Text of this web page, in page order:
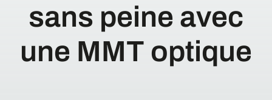
Rubriques
Nous contacter
sans peine avec
une MMT optique